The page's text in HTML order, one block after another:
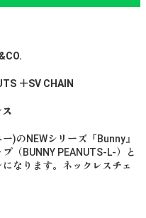
＋SV CHAIN
)のNEWシリーズ『Bunny』
（BUNNY PEANUTS-L-）と
なります。ネックレスチェ